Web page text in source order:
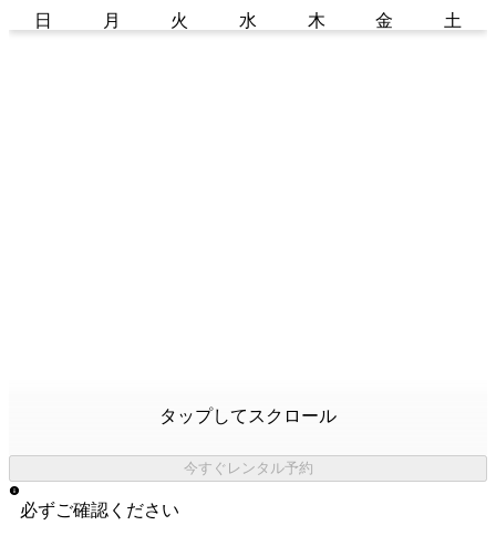
日 月 火 水 木 金 土
タップしてスクロール
今すぐレンタル予約
必ずご確認ください